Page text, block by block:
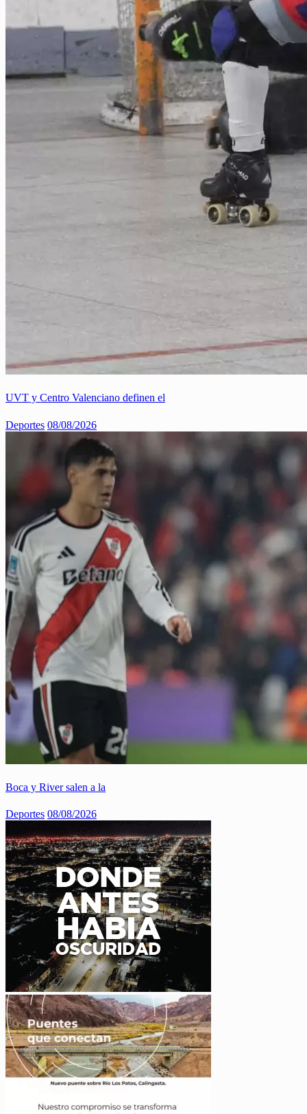
UVT y Centro Valenciano definen el
Deportes 08/08/2026
Boca y River salen a la
Deportes 08/08/2026